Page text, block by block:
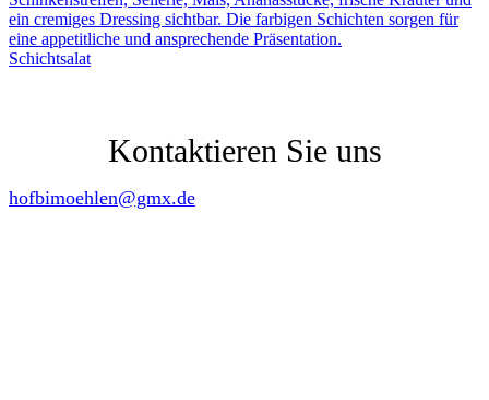
Schichtsalat
Kontaktieren Sie uns
hofbimoehlen@gmx.de